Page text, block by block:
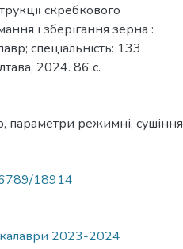
скребкового
і зберігання зерна :
спеціальність: 133
2024. 86 с.
, параметри режимні, сушіння
18914
2023-2024